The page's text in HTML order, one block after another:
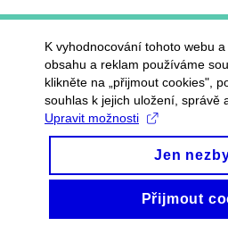
K vyhodnocování tohoto webu
obsahu a reklam používáme
klikněte na „přijmout cookies",
souhlas k jejich uložení, správě
Upravit možnosti
Jen
Přijmout